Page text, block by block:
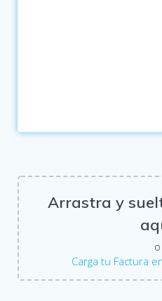
Arrastra y
o
Carga tu Factura